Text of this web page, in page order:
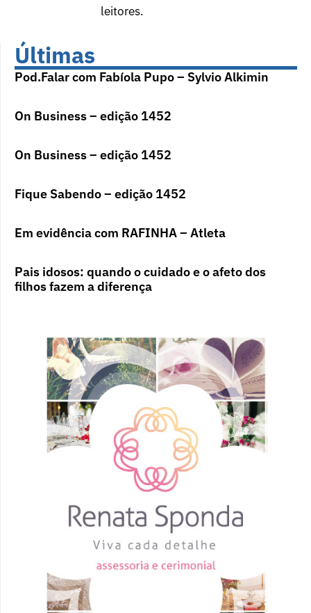
leitores.
Últimas
Pod.Falar com Fabíola Pupo – Sylvio Alkimin
On Business – edição 1452
On Business – edição 1452
Fique Sabendo – edição 1452
Em evidência com RAFINHA – Atleta
Pais idosos: quando o cuidado e o afeto dos
filhos fazem a diferença